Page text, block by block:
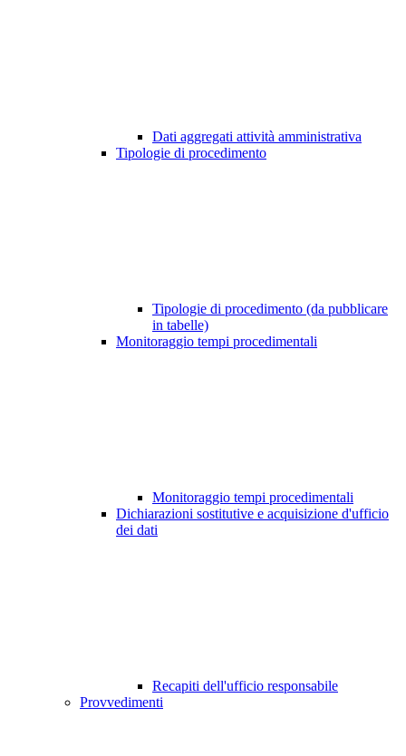
Dati aggregati attività amministrativa
Tipologie di procedimento
Tipologie di procedimento (da pubblicare
in tabelle)
Monitoraggio tempi procedimentali
Monitoraggio tempi procedimentali
Dichiarazioni sostitutive e acquisizione d'ufficio
dei dati
Recapiti dell'ufficio responsabile
Provvedimenti